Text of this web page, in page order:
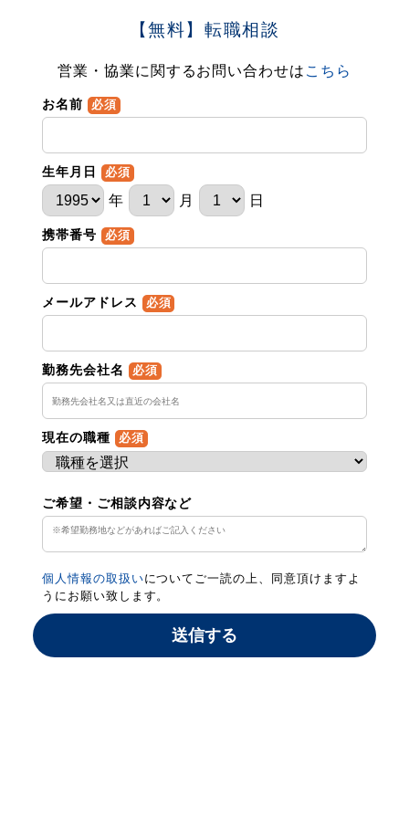
【無料】転職相談
営業・協業に関するお問い合わせは こちら
お名前 必須
生年月日 必須
年 月 日
携帯番号 必須
メールアドレス 必須
勤務先会社名 必須
現在の職種 必須
ご希望・ご相談内容など
個人情報の取扱いについてご一読の上、同意頂けますよ
うにお願い致します。